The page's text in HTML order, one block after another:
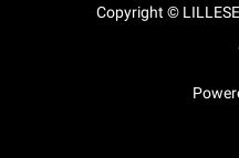
Copyright ©